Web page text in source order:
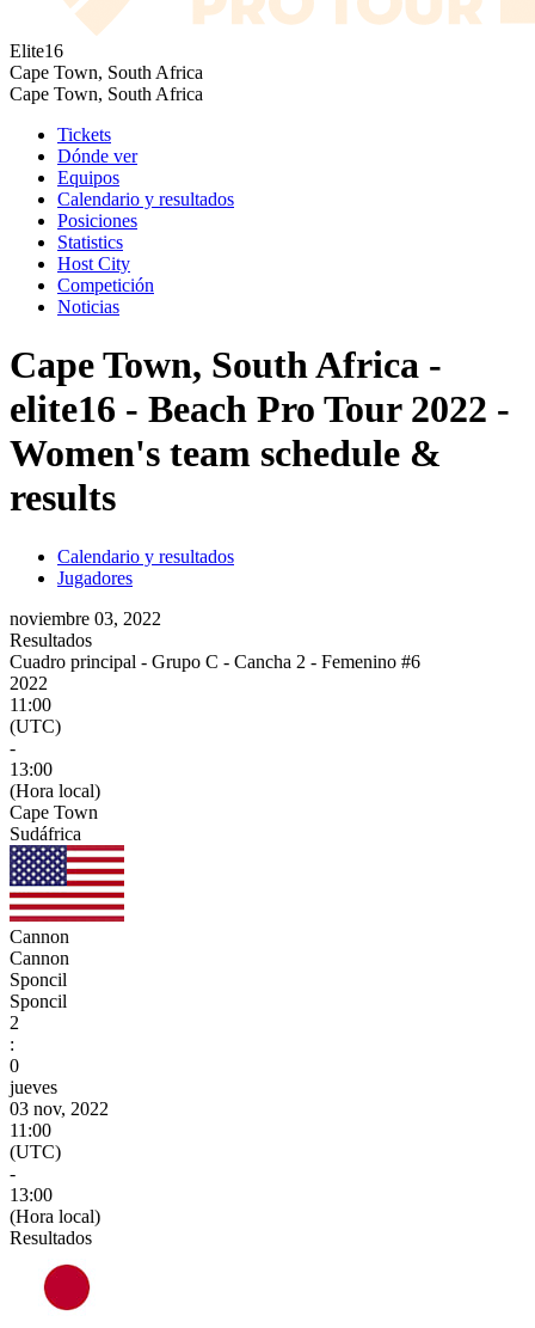
Elite16
Cape Town, South Africa
Cape Town, South Africa
Tickets
Dónde ver
Equipos
Calendario y resultados
Posiciones
Statistics
Host City
Competición
Noticias
Cape Town, South Africa -
elite16 - Beach Pro Tour 2022 -
Women's team schedule &
results
Calendario y resultados
Jugadores
noviembre 03, 2022
Resultados
Cuadro principal - Grupo C - Cancha 2 - Femenino #6
2022
11:00
(UTC)
-
13:00
(Hora local)
Cape Town
Sudáfrica
Cannon
Cannon
Sponcil
Sponcil
2
:
0
jueves
03 nov, 2022
11:00
(UTC)
-
13:00
(Hora local)
Resultados